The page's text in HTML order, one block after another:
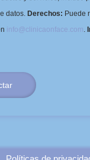
datos. Derechos: Puede
info@clinicaonface.com.